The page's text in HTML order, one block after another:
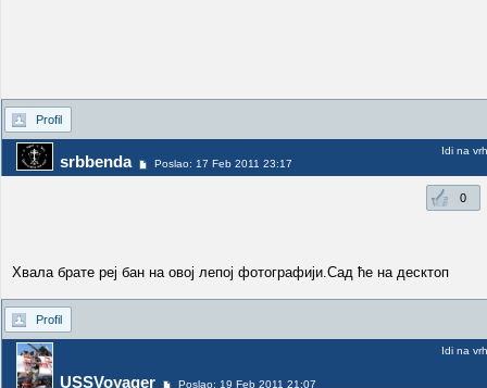
Profil
srbbenda Poslao: 17 Feb 2011 23:17
Idi na vrh
0
Хвала брате реј бан на овој лепој фотографији.Сад ће на десктоп
Profil
USSVoyager Poslao: 19 Feb 2011 21:07
Idi na vrh